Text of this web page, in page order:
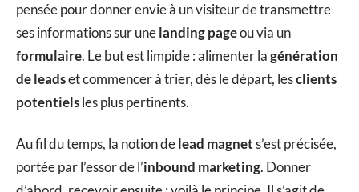
pensée pour donner envie à un visiteur de transmettre
ses informations sur unelanding pageou via un
formulaire. Le but est limpide : alimenter lagénération
de leadset commencer à trier, dès le départ, lesclients
potentielsles plus pertinents.
Au fil du temps, la notion delead magnets’est précisée,
portée par l’essor de l’inbound marketing. Donner